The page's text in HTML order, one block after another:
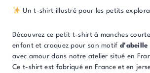
Un t-shirt illustré pour les petits
Découvrez ce petit t-shirt à manches
enfant et craquez pour son motif d’abeille
avec amour dans notre atelier situé en
Ce t-shirt est fabriqué en France et en